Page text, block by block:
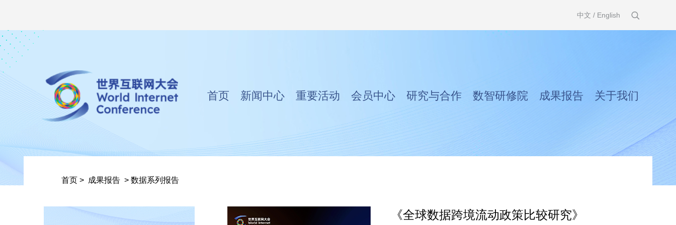
中文 / English
首页 新闻中心 重要活动 会员中心 研究与合作 数智研修院 成果报告 关于我们
首页 > 成果报告 > 数据系列报告
《全球数据跨境流动政策比较研究》